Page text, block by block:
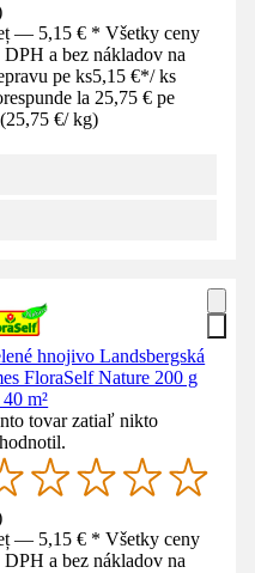
— 5,15 € * Všetky ceny
DPH a bez nákladov na
pe ks5,15 €*/ ks
la 25,75 € pe
(25,75 €/ kg)
hnojivo Landsbergská
FloraSelf Nature 200 g
m²
tovar zatiaľ nikto
— 5,15 € * Všetky ceny
DPH a bez nákladov na